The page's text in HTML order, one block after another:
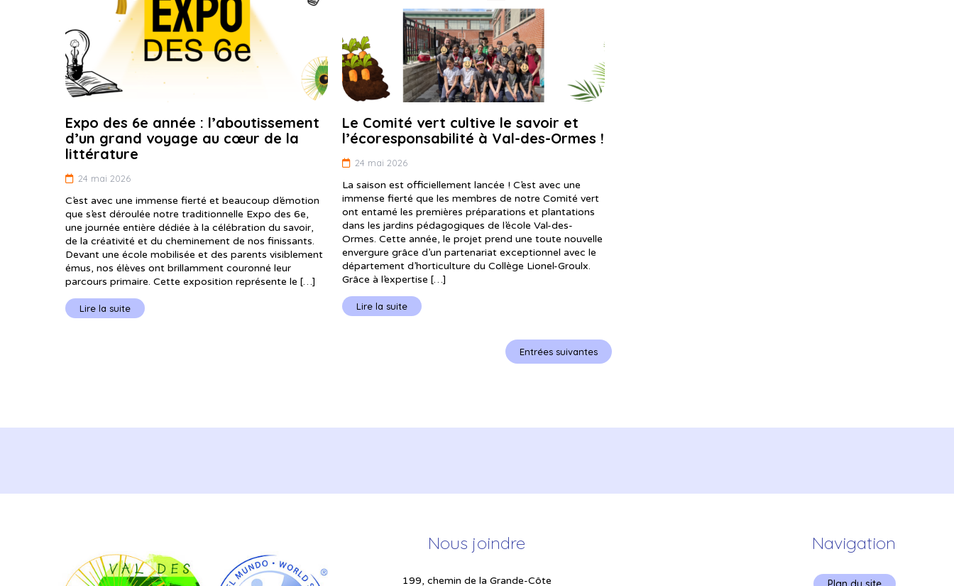
Expo des 6e année : l’aboutissement
d’un grand voyage au cœur de la
littérature
24 mai 2026
C’est avec une immense fierté et beaucoup d’émotion
que s’est déroulée notre traditionnelle Expo des 6e,
une journée entière dédiée à la célébration du savoir,
de la créativité et du cheminement de nos finissants.
Devant une école mobilisée et des parents visiblement
émus, nos élèves ont brillamment couronné leur
parcours primaire. Cette exposition représente le […]
Lire la suite
Le Comité vert cultive le savoir et
l’écoresponsabilité à Val-des-Ormes !
24 mai 2026
La saison est officiellement lancée ! C’est avec une
immense fierté que les membres de notre Comité vert
ont entamé les premières préparations et plantations
dans les jardins pédagogiques de l’école Val-des-
Ormes. Cette année, le projet prend une toute nouvelle
envergure grâce d’un partenariat exceptionnel avec le
département d’horticulture du Collège Lionel-Groulx.
Grâce à l’expertise […]
Lire la suite
Entrées suivantes
Nous joindre
199, chemin de la Grande-Côte
Navigation